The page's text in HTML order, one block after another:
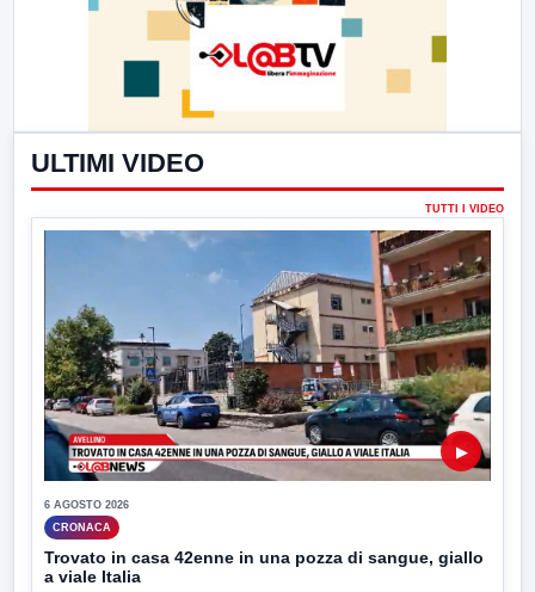
ULTIMI VIDEO
TUTTI I VIDEO
▶
6 AGOSTO 2026
CRONACA
Trovato in casa 42enne in una pozza di sangue, giallo
a viale Italia